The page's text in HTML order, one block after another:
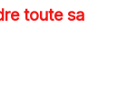
toute sa